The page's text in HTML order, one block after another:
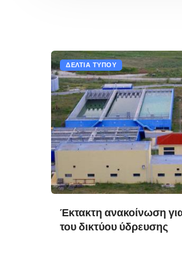
ΔΕΛΤΙΑ ΤΥΠΟΥ
Έκτακτη ανακοίνωση
του δικτύου ύδρευσης